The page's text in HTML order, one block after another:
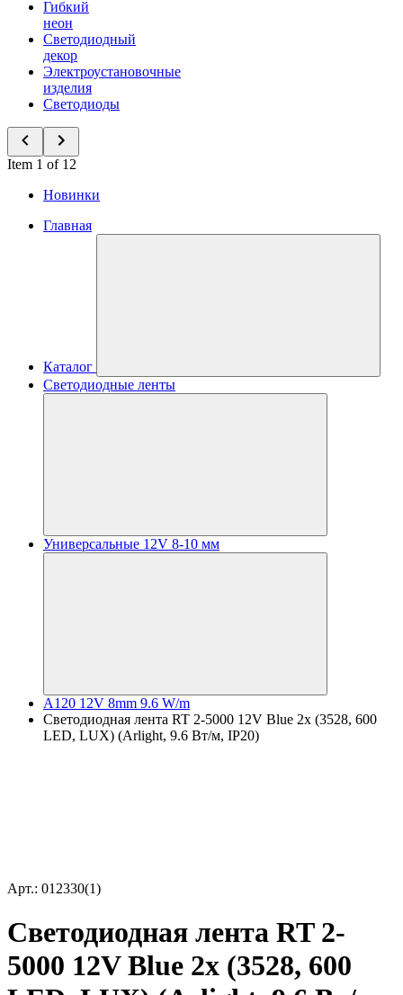
Гибкий
неон
Светодиодный
декор
Электроустановочные
изделия
Светодиоды
Item 1 of 12
Новинки
Главная
Каталог
Светодиодные ленты
Универсальные 12V 8-10 мм
A120 12V 8mm 9.6 W/m
Светодиодная лента RT 2-5000 12V Blue 2x (3528, 600
LED, LUX) (Arlight, 9.6 Вт/м, IP20)
Арт.: 012330(1)
Светодиодная лента RT 2-
5000 12V Blue 2x (3528, 600